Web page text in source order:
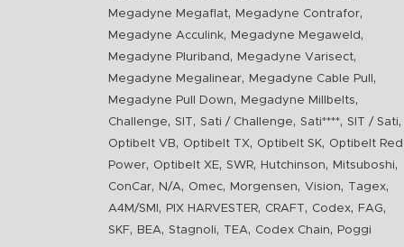
Megadyne Megaflat, Megadyne Contrafor,
Megadyne Acculink, Megadyne Megaweld ,
Megadyne Pluriband , Megadyne Varisect,
Megadyne Megalinear, Megadyne Cable Pull ,
Megadyne Pull Down, Megadyne Millbelts,
Challenge, SIT , Sati / Challenge, Sati****, SIT / Sati,
Optibelt VB, Optibelt TX, Optibelt SK, Optibelt Red
Power, Optibelt XE, SWR, Hutchinson, Mitsuboshi,
ConCar, N/A, Omec, Morgensen, Vision, Tagex,
A4M/SMI , PIX HARVESTER, CRAFT , Codex, FAG,
SKF, BEA, Stagnoli, TEA, Codex Chain, Poggi